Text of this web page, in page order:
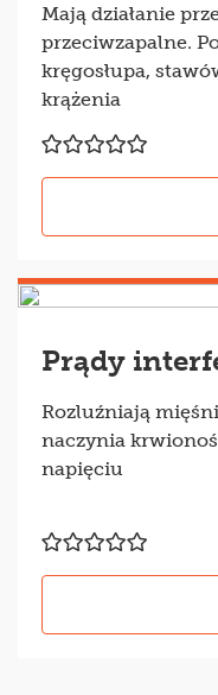
Mają działanie
przeciwzapalne.
kręgosłupa,
krążenia
Prądy
Rozluźniają
naczynia
napięciu